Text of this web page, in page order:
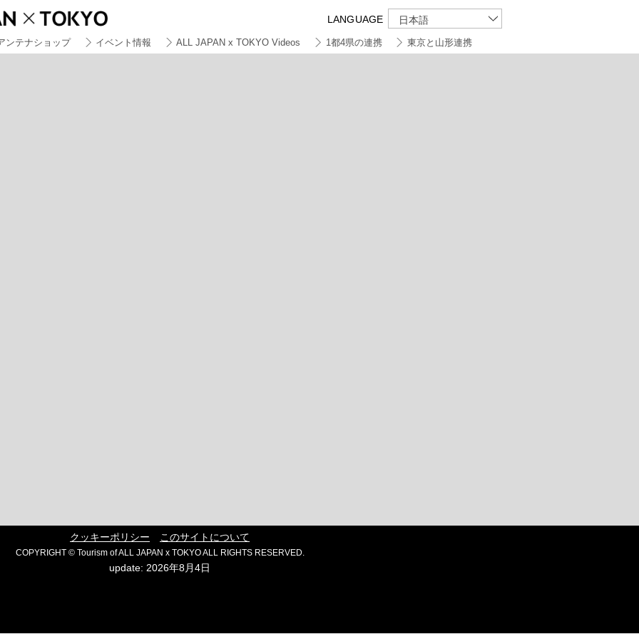
LANGUAGE 日本語
ンテナショップ イベント情報 ALL JAPAN x TOKYO Videos 1都4県の連携 東京と山形連携
クッキーポリシー このサイトについて
COPYRIGHT © Tourism of ALL JAPAN x TOKYO ALL RIGHTS RESERVED.
update: 2026年8月4日